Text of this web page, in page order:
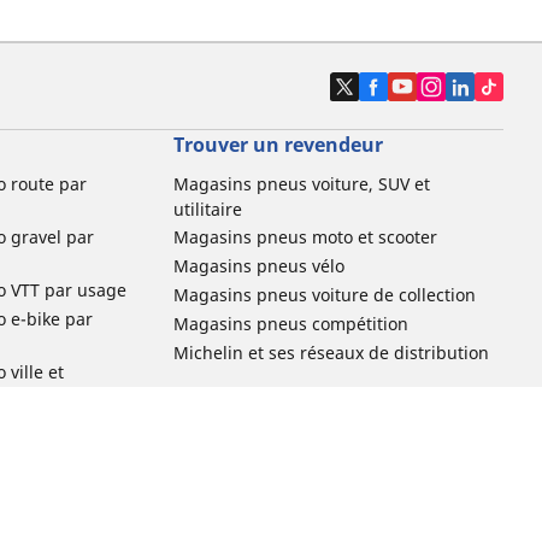
route par
gravel par
VTT par usage
e-bike par
ville et
Trouver un revendeur
Magasins pneus voiture, SUV et
utilitaire
Magasins pneus moto et scooter
Magasins pneus vélo
Magasins pneus voiture de collection
Magasins pneus compétition
Michelin et ses réseaux de distribution